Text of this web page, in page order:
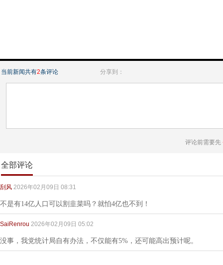
当前新闻共有2条评论 分享到：
评论前需要先
全部评论
刮风 2026年02月09日 08:31
不是有14亿人口可以割韭菜吗？就怕4亿也不到！
SaiRenrou 2026年02月09日 05:02
没事，我党统计局自有办法，不仅能有5%，还可能高出预计呢。